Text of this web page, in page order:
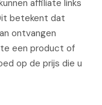
affiliate links
betekent dat
ontvangen
een product of
op de prijs die u